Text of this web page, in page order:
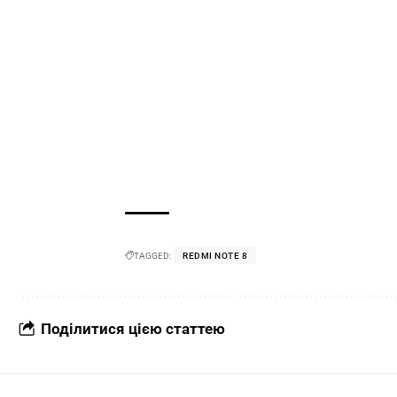
TAGGED: REDMI NOTE 8
Поділитися цією статтею